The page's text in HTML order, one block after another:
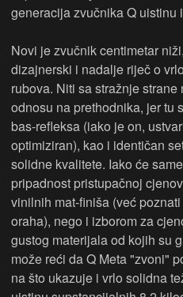
generacija zvučnika Q uistinu
Novi je zvučnik centimetar
dizajnerski i nadalje riječ o
rubova. Niti sa stražnje
odnosu na prethodnika, jer tu
bas-refleksa (iako je on,
optimiziran), kao i identičan
solidne kvalitete. Iako će
pripadnost pristupačnoj
vinilnih mat-finiša (već
oraha), nego i izborom za
gustog materijala od kojih su
može reći da Q Meta "zvoni"
na što ukazuje i vrlo solidna